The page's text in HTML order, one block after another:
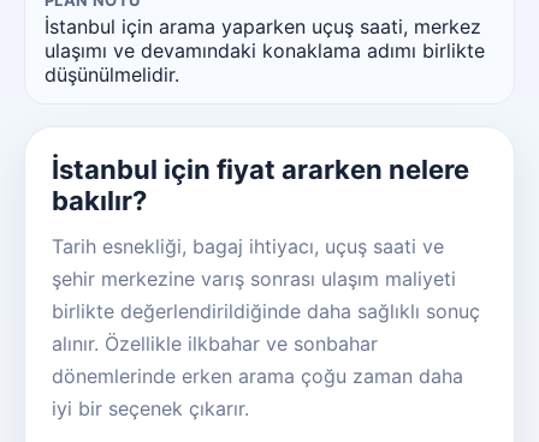
İstanbul için arama yaparken uçuş saati, merkez
ulaşımı ve devamındaki konaklama adımı birlikte
düşünülmelidir.
İstanbul için fiyat ararken nelere
bakılır?
Tarih esnekliği, bagaj ihtiyacı, uçuş saati ve
şehir merkezine varış sonrası ulaşım maliyeti
birlikte değerlendirildiğinde daha sağlıklı sonuç
alınır. Özellikle ilkbahar ve sonbahar
dönemlerinde erken arama çoğu zaman daha
iyi bir seçenek çıkarır.